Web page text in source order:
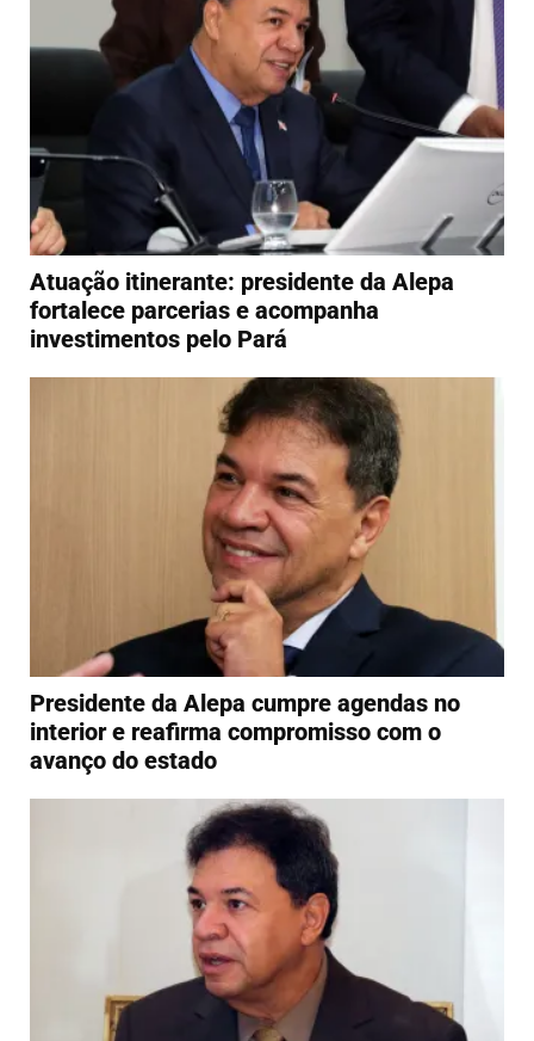
Atuação itinerante: presidente da Alepa
fortalece parcerias e acompanha
investimentos pelo Pará
Presidente da Alepa cumpre agendas no
interior e reafirma compromisso com o
avanço do estado